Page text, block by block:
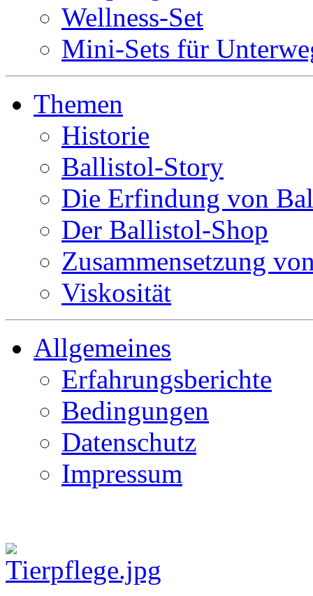
Wellness-Set
Mini-Sets für
Themen
Historie
Ballistol-Story
Die Erfindung von
Der Ballistol-Shop
Zusammensetzung
Viskosität
Allgemeines
Erfahrungsberichte
Bedingungen
Datenschutz
Impressum